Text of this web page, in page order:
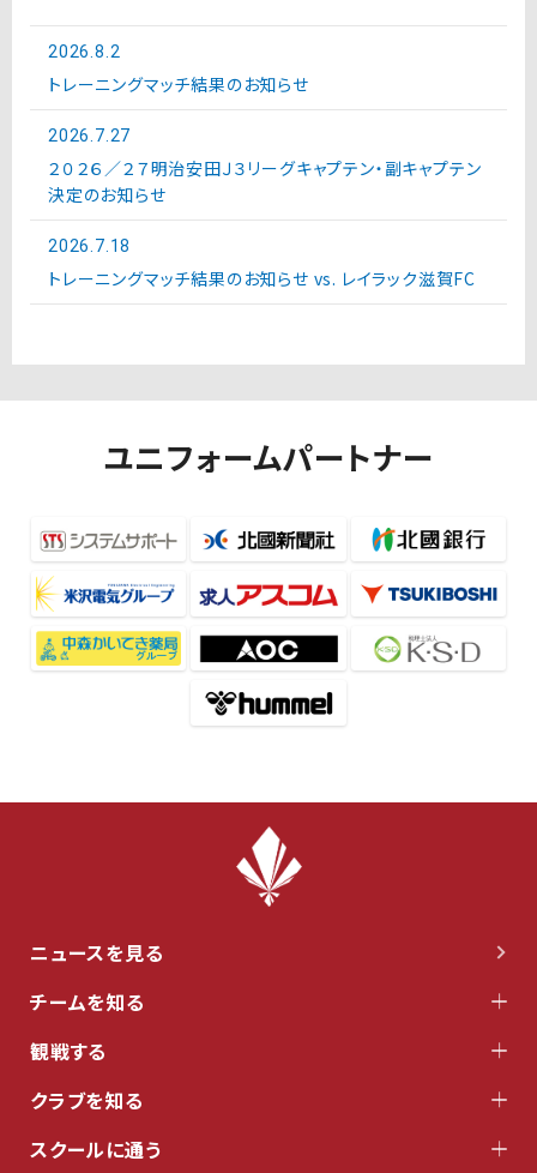
2026.8.2
トレーニングマッチ結果のお知らせ
2026.7.27
２０２６／２７明治安田Ｊ３リーグキャプテン・副キャプテン
決定のお知らせ
2026.7.18
トレーニングマッチ結果のお知らせ vs. レイラック滋賀FC
ユニフォームパートナー
ニュースを見る
チームを知る
観戦する
クラブを知る
スクールに通う